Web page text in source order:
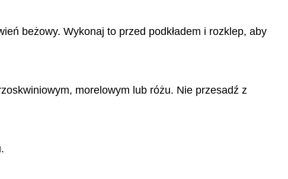
beżowy. Wykonaj to przed podkładem i rozklep, aby
morelowym lub różu. Nie przesadź z